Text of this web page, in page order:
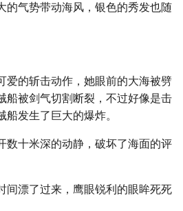
的气势带动海风，银色的秀发也随
爱的斩击动作，她眼前的大海被劈
船被剑气切割断裂，不过好像是击
发生了巨大的爆炸。
数十米深的动静，破坏了海面的评
间漂了过来，鹰眼锐利的眼眸死死